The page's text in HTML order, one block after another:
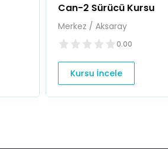
Can-2 Sürücü Kursu
Merkez / Aksaray
0.00
Kursu İncele